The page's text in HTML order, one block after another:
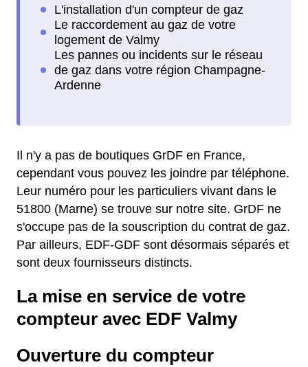
Il n'y a pas de boutiques GrDF en France,
cependant vous pouvez les joindre par téléphone.
Leur numéro pour les particuliers vivant dans le
51800 (Marne) se trouve sur notre site. GrDF ne
s'occupe pas de la souscription du contrat de gaz.
Par ailleurs, EDF-GDF sont désormais séparés et
sont deux fournisseurs distincts.
La mise en service de votre
compteur avec EDF Valmy
Ouverture du compteur